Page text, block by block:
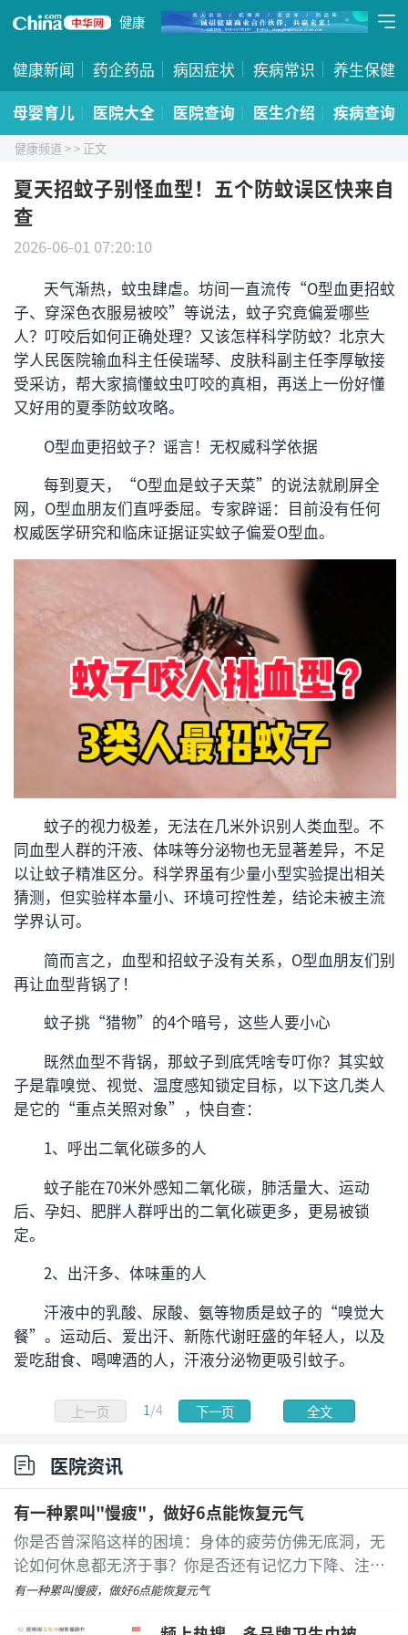
健康
健康新闻 药企药品 病因症状 疾病常识
养生保健
母婴育儿
医院大全 医院查询 医生介绍 疾病查询
健康频道>> 正文
夏天招蚊子别怪血型！五个防蚊误区快来自
查
2026-06-01 07:20:10
天气渐热，蚊虫肆虐。坊间一直流传“O型血更招蚊
子、穿深色衣服易被咬”等说法，蚊子究竟偏爱哪些
人？叮咬后如何正确处理？又该怎样科学防蚊？北京大
学人民医院输血科主任侯瑞琴、皮肤科副主任李厚敏接
受采访，帮大家搞懂蚊虫叮咬的真相，再送上一份好懂
又好用的夏季防蚊攻略。
O型血更招蚊子？谣言！无权威科学依据
每到夏天，“O型血是蚊子天菜”的说法就刷屏全
网，O型血朋友们直呼委屈。专家辟谣：目前没有任何
权威医学研究和临床证据证实蚊子偏爱O型血。
蚊子的视力极差，无法在几米外识别人类血型。不
同血型人群的汗液、体味等分泌物也无显著差异，不足
以让蚊子精准区分。科学界虽有少量小型实验提出相关
猜测，但实验样本量小、环境可控性差，结论未被主流
学界认可。
简而言之，血型和招蚊子没有关系，O型血朋友们别
再让血型背锅了！
蚊子挑“猎物”的4个暗号，这些人要小心
既然血型不背锅，那蚊子到底凭啥专叮你？其实蚊
子是靠嗅觉、视觉、温度感知锁定目标，以下这几类人
是它的“重点关照对象”，快自查：
1、呼出二氧化碳多的人
蚊子能在70米外感知二氧化碳，肺活量大、运动
后、孕妇、肥胖人群呼出的二氧化碳更多，更易被锁
定。
2、出汗多、体味重的人
汗液中的乳酸、尿酸、氨等物质是蚊子的“嗅觉大
餐”。运动后、爱出汗、新陈代谢旺盛的年轻人，以及
爱吃甜食、喝啤酒的人，汗液分泌物更吸引蚊子。
上一页 1/4 下一页 全文
医院资讯
有一种累叫"慢疲"，做好6点能恢复元气
你是否曾深陷这样的困境：身体的疲劳仿佛无底洞，无
论如何休息都无济于事？你是否还有记忆力下降、注意
力无法集中、肌肉及关节痛、头痛、睡眠差……如果是
有一种累叫慢疲，做好6点能恢复元气